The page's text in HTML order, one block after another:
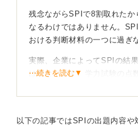
残念ながらSPIで8割取れたか
なるわけではありません。
おける判断材料の一つに過ぎ
実際、企業によってSPIの結
は異なります。学力試験の点
⋯続きを読む▼
以下の記事ではSPIの出題内容や